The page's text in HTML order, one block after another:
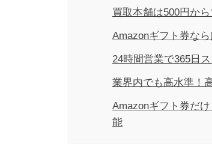
買取本舗は500円か
Amazonギフト券な
24時間営業で365日
業界内でも高水準！
Amazonギフト券だ
能